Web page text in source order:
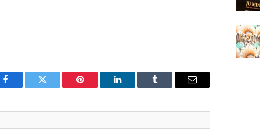
Facebook Twitter Pinterest LinkedIn Tumblr Email